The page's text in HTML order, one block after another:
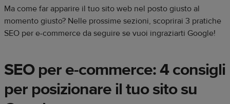
Ma come far apparire il tuo sito web nel posto giusto al
momento giusto? Nelle prossime sezioni, scoprirai 3 pratiche
SEO per e-commerce da seguire se vuoi ingraziarti Google!
SEO per e-commerce: 4 consigli
per posizionare il tuo sito su